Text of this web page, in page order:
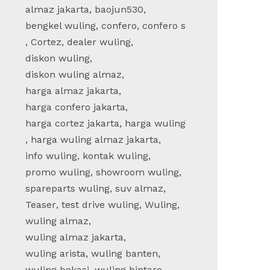
almaz jakarta, baojun530,
bengkel wuling, confero, confero s
, Cortez, dealer wuling,
diskon wuling,
diskon wuling almaz,
harga almaz jakarta,
harga confero jakarta,
harga cortez jakarta, harga wuling
, harga wuling almaz jakarta,
info wuling, kontak wuling,
promo wuling, showroom wuling,
spareparts wuling, suv almaz,
Teaser, test drive wuling, Wuling,
wuling almaz,
wuling almaz jakarta,
wuling arista, wuling banten,